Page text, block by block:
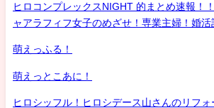
ヒロコンプレックスNIGHT 的まとめ速報！
ャアラフィフ女子のめざせ！専業主婦！婚活
萌えっふる！
萌えっとこあに！
ヒロシッフル！ヒロシデース山さんのリフォ